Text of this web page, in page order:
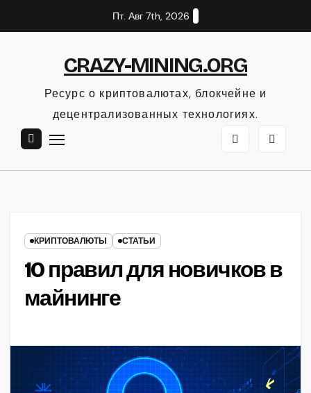
к
Пт. Авг 7th, 2026
CRAZY-MINING.ORG
Ресурс о криптовалютах, блокчейне и
децентрализованных технологиях.
КРИПТОВАЛЮТЫ СТАТЬИ
10 правил для новичков в
майнинге